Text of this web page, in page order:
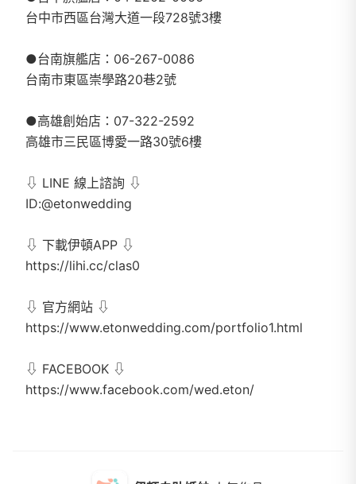
台中市西區台灣大道一段728號3樓
●台南旗艦店：06-267-0086
台南市東區崇學路20巷2號
●高雄創始店：07-322-2592
高雄市三民區博愛一路30號6樓
⇩ LINE 線上諮詢 ⇩
ID:@etonwedding
⇩ 下載伊頓APP ⇩
https://lihi.cc/clas0
⇩ 官方網站 ⇩
https://www.etonwedding.com/portfolio1.html
⇩ FACEBOOK ⇩
https://www.facebook.com/wed.eton/